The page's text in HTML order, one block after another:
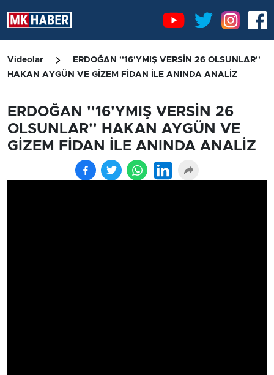
Videolar
ERDOĞAN ''16'YMIŞ VERSİN 26 OLSUNLAR''
HAKAN AYGÜN VE GİZEM FİDAN İLE ANINDA ANALİZ
ERDOĞAN ''16'YMIŞ VERSİN 26
OLSUNLAR'' HAKAN AYGÜN VE
GİZEM FİDAN İLE ANINDA ANALİZ